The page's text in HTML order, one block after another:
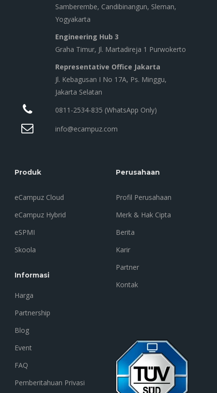
Samberembe, Candibinangun, Sleman,
Yogyakarta
Engineering Hub 3
Graha Timur, Jl. Martadireja 1 Purwokerto
Representative Office Jakarta
Jl. Kebagusan I No 17A, Ps. Minggu,
Jakarta Selatan
0811-2534-835 (WhatsApp Only)
info@ecampuz.com
Produk
eCampuz Cloud
eCampuz Hybrid
eSPMI
Skoola
Informasi
Harga
Partnership
Blog
Event
FAQ
Pemberitahuan Privasi
Perusahaan
Profil Perusahaan
Merk & Hak Cipta
Berita
Karir
Partner
Kontak